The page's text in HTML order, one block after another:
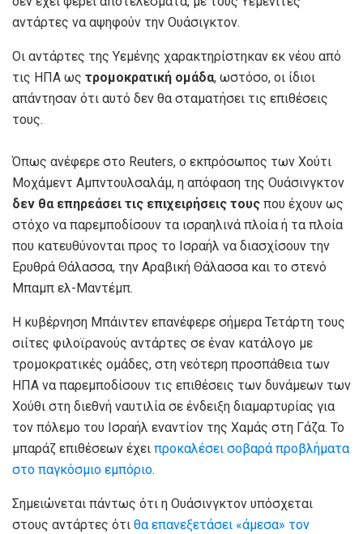
αντάρτες να αψηφούν την Ουάσιγκτον.
Οι αντάρτες της Υεμένης χαρακτηρίστηκαν εκ νέου από
τις ΗΠΑ ως τρομοκρατική ομάδα, ωστόσο, οι ίδιοι
απάντησαν ότι αυτό δεν θα σταματήσει τις επιθέσεις
τους.
Όπως ανέφερε στο Reuters, ο εκπρόσωπος των Χούτι
Μοχάμεντ Αμπντουλσαλάμ, η απόφαση της Ουάσινγκτον
δεν θα επηρεάσει τις επιχειρήσεις τους που έχουν ως
στόχο να παρεμποδίσουν τα ισραηλινά πλοία ή τα πλοία
που κατευθύνονται προς το Ισραήλ να διασχίσουν την
Ερυθρά Θάλασσα, την Αραβική Θάλασσα και το στενό
Μπαμπ ελ-Μαντέμπ.
Η κυβέρνηση Μπάιντεν επανέφερε σήμερα Τετάρτη τους
σιίτες φιλοϊρανούς αντάρτες σε έναν κατάλογο με
τρομοκρατικές ομάδες, στη νεότερη προσπάθεια των
ΗΠΑ να παρεμποδίσουν τις επιθέσεις των δυνάμεων των
Χούθι στη διεθνή ναυτιλία σε ένδειξη διαμαρτυρίας για
τον πόλεμο του Ισραήλ εναντίον της Χαμάς στη Γάζα. Το
μπαράζ επιθέσεων έχει προκαλέσει σοβαρά προβλήματα
στο παγκόσμιο εμπόριο.
Σημειώνεται πάντως ότι η Ουάσινγκτον υπόσχεται
στους αντάρτες ότι θα επανεξετάσει «άμεσα» τον